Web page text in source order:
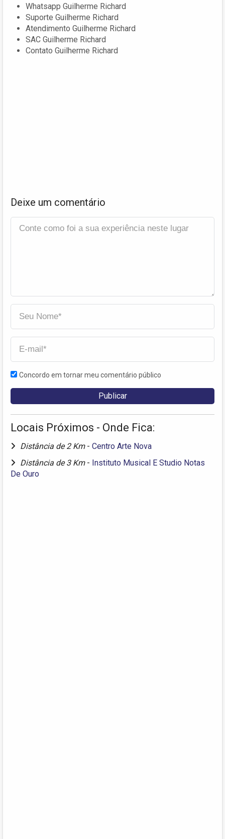
Whatsapp Guilherme Richard
Suporte Guilherme Richard
Atendimento Guilherme Richard
SAC Guilherme Richard
Contato Guilherme Richard
Deixe um comentário
Concordo em tornar meu comentário público
Locais Próximos - Onde Fica:
Distância de 2 Km - Centro Arte Nova
Distância de 3 Km - Instituto Musical E Studio Notas
De Ouro